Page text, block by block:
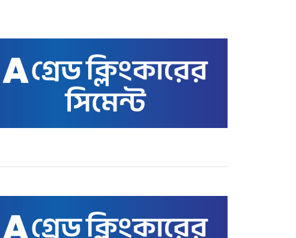
ক্ষুণ্ণের অপচেষ্টা: তথাকথিত
‘গার্ডিয়ানস’ কমিটির বিরুদ্ধে
ক্ষোভ